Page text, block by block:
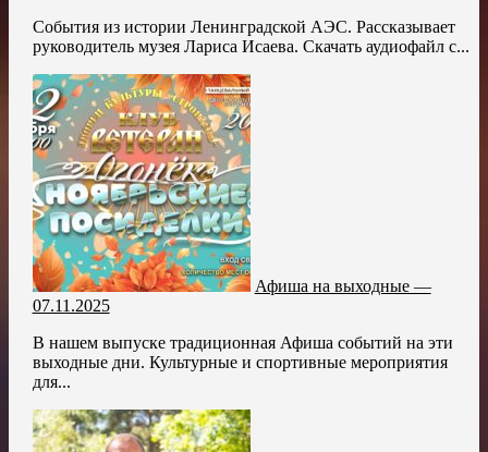
События из истории Ленинградской АЭС. Рассказывает
руководитель музея Лариса Исаева. Скачать аудиофайл с...
Афиша на выходные —
07.11.2025
В нашем выпуске традиционная Афиша событий на эти
выходные дни. Культурные и спортивные мероприятия
для...